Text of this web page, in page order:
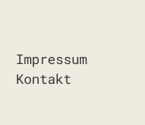
Impressum
Kontakt